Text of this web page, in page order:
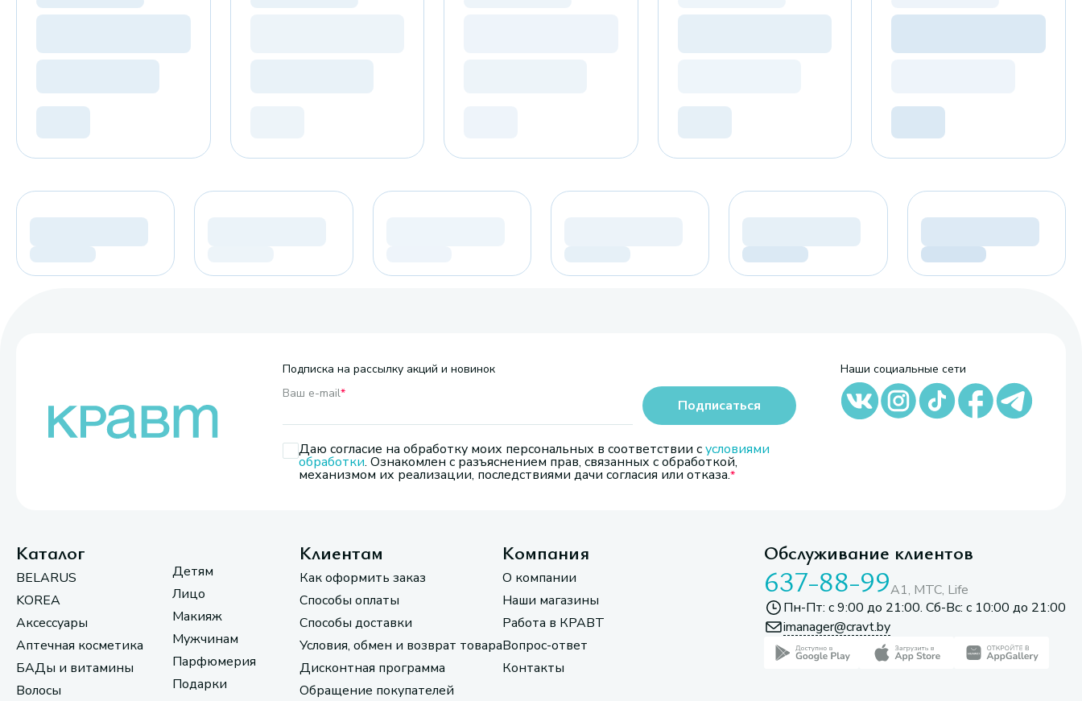
Подписка на рассылку акций и новинок
Ваш e-mail*
Даю согласие на обработку моих персональных в соответствии сусловиями
обработки. Ознакомлен с разъяснением прав, связанных с обработкой,
механизмом их реализации, последствиями дачи согласия или отказа.
Подписаться
Наши социальные сети
Каталог
BELARUS
KOREA
Аксессуары
Аптечная косметика
БАДы и витамины
Волосы
Детям
Лицо
Макияж
Мужчинам
Парфюмерия
Подарки
Клиентам
Как оформить заказ
Способы оплаты
Способы доставки
Условия, обмен и возврат товара
Дисконтная программа
Обращение покупателей
Компания
О компании
Наши магазины
Работа в КРАВТ
Вопрос-ответ
Контакты
Обслуживание клиентов
637-88-99A1, МТС, Life
Пн-Пт: с 9:00 до 21:00. Сб-Вс: с 10:00 до 21:00
imanager@cravt.by